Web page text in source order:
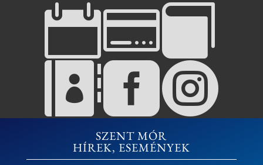


SZENT MÓR
HÍREK, ESEMÉNYEK